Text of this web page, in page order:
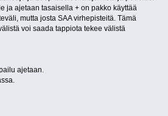
ja ajetaan tasaisella + on pakko käyttää
mutta josta SAA virhepisteitä. Tämä
voi saada tappiota tekee välistä
ajetaan.